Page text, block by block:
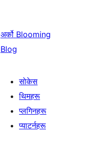
अर्को Blooming
Blog
सोकेस
थिमहरू
प्लगिनहरू
प्याटर्नहरू